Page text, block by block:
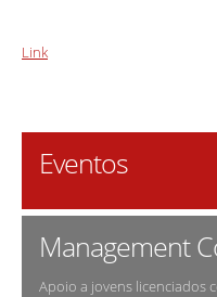
Link
Eventos
Management
Apoio a jovens licenciados